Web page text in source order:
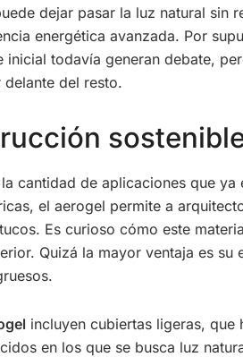
dejar pasar la luz natural sin
energética avanzada. Por
todavía generan debate,
del resto.
cantidad de aplicaciones que ya
el aerogel permite a
Es curioso cómo este
Quizá la mayor ventaja es
incluyen cubiertas ligeras,
en los que se busca luz